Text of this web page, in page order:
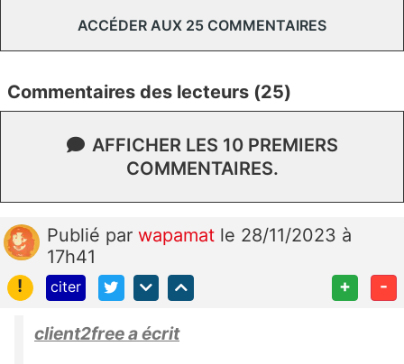
ACCÉDER AUX 25 COMMENTAIRES
Commentaires des lecteurs (25)
AFFICHER LES 10 PREMIERS
COMMENTAIRES.
Publié par wapamat le 28/11/2023 à
17h41
!
citer + -
client2free a écrit